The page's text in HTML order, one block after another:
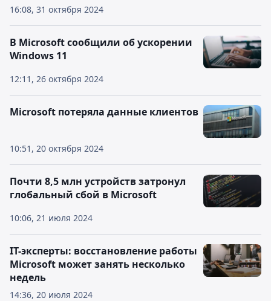
16:08, 31 октября 2024
12:11, 26 октября 2024
В Microsoft сообщили об ускорении
Windows 11
10:51, 20 октября 2024
Microsoft потеряла данные клиентов
10:06, 21 июля 2024
Почти 8,5 млн устройств затронул
глобальный сбой в Microsoft
14:36, 20 июля 2024
IT-эксперты: восстановление работы
Microsoft может занять несколько
недель